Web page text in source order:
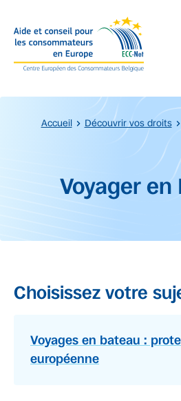
Accueil Découvrir vos droits
Début du contenu principal.
Voyager en
Choisissez votre
Voyages en bateau :
européenne